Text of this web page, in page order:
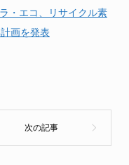
・エコ、リサイクル素
画を発表